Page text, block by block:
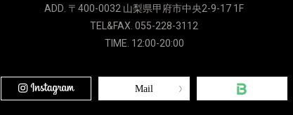
ADD. 〒400-0032 山梨県甲府市中央2-9-17 1F
TEL&FAX. 055-228-3112
TIME. 12:00-20:00
Mail